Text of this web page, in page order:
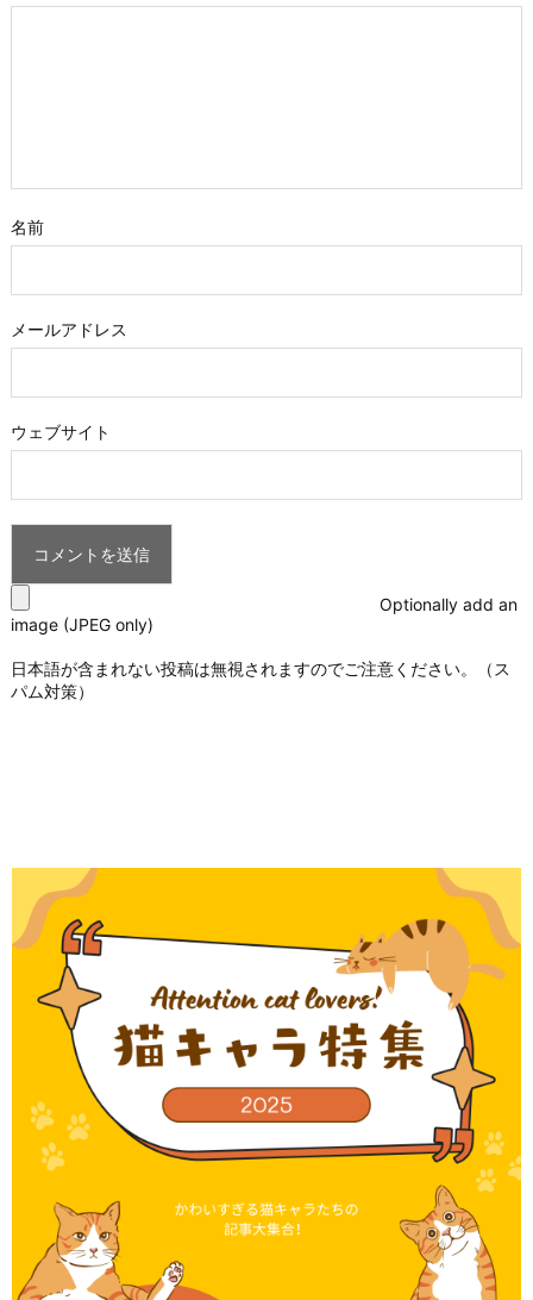
名前
メールアドレス
ウェブサイト
Optionally add an
image (JPEG only)
日本語が含まれない投稿は無視されますのでご注意ください。（ス
パム対策）